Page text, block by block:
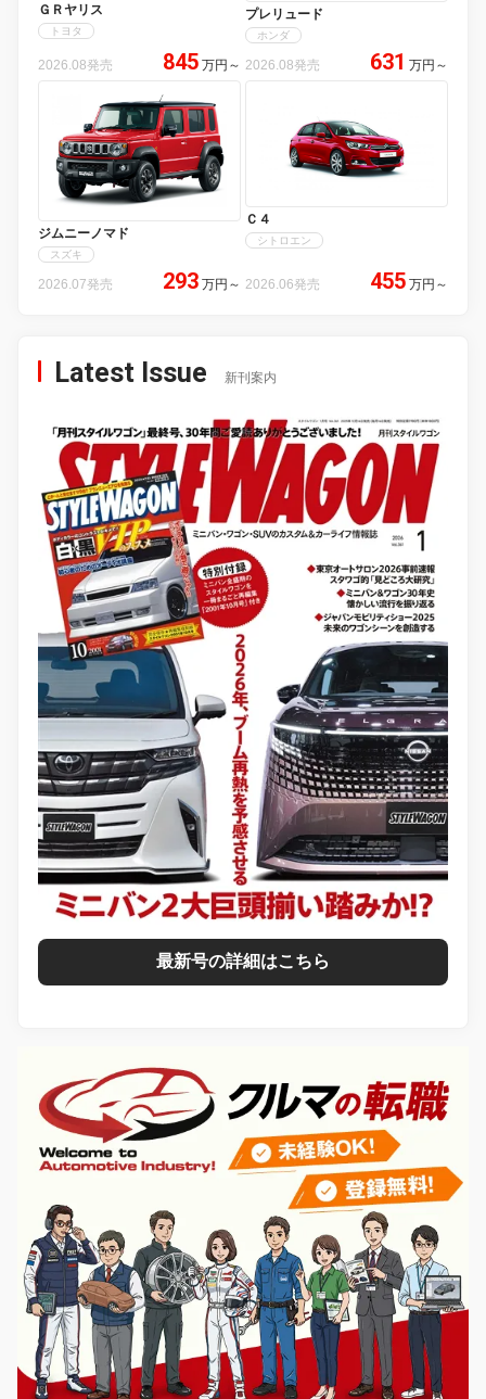
ＧＲヤリス
トヨタ
2026.08発売 845 万円 ～
プレリュード
ホンダ
2026.08発売 631 万円 ～
ジムニーノマド
スズキ
2026.07発売 293 万円 ～
Ｃ４
シトロエン
2026.06発売 455 万円 ～
Latest Issue 新刊案内
最新号の詳細はこちら